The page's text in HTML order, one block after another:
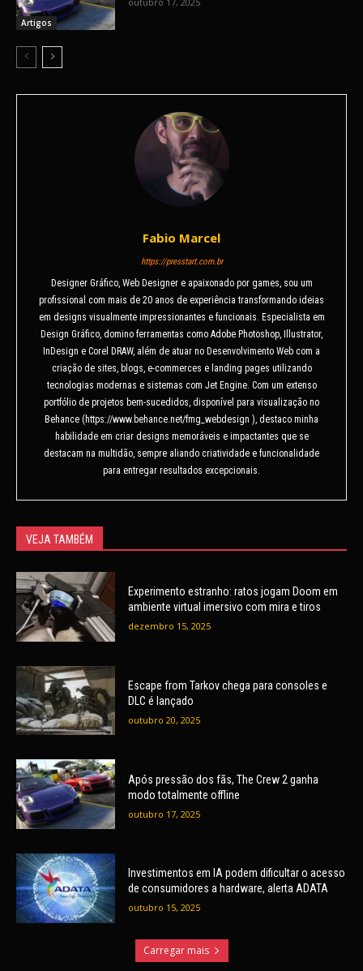
Artigos
Fabio Marcel
https://presstart.com.br
Designer Gráfico, Web Designer e apaixonado por games, sou um
profissional com mais de 20 anos de experiência transformando ideias
em designs visualmente impressionantes e funcionais. Especialista em
Design Gráfico, domino ferramentas como Adobe Photoshop, Illustrator,
InDesign e Corel DRAW, além de atuar no Desenvolvimento Web com a
criação de sites, blogs, e-commerces e landing pages utilizando
tecnologias modernas e sistemas com Jet Engine. Com um extenso
portfólio de projetos bem-sucedidos, disponível para visualização no
Behance (https://www.behance.net/fmg_webdesign ), destaco minha
habilidade em criar designs memoráveis e impactantes que se
destacam na multidão, sempre aliando criatividade e funcionalidade
para entregar resultados excepcionais.
VEJA TAMBÉM
Experimento estranho: ratos jogam Doom em
ambiente virtual imersivo com mira e tiros
dezembro 15, 2025
Escape from Tarkov chega para consoles e
DLC é lançado
outubro 20, 2025
Após pressão dos fãs, The Crew 2 ganha
modo totalmente offline
outubro 17, 2025
Investimentos em IA podem dificultar o acesso
de consumidores a hardware, alerta ADATA
outubro 15, 2025
Carregar mais